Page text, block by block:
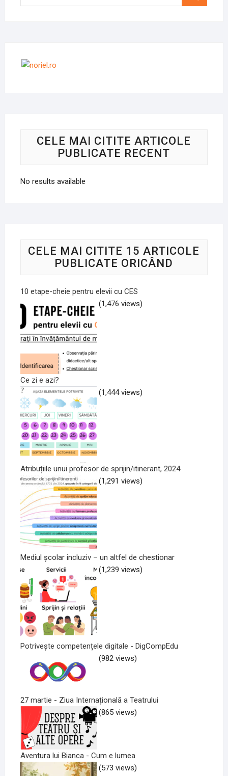
CELE MAI CITITE ARTICOLE
PUBLICATE RECENT
No results available
CELE MAI CITITE 15 ARTICOLE
PUBLICATE ORICÂND
10 etape-cheie pentru elevii cu CES
(1,476 views)
Ce zi e azi?
(1,444 views)
Atribuțiile unui profesor de sprijin/itinerant, 2024
(1,291 views)
Mediul școlar incluziv – un altfel de chestionar
(1,239 views)
Potrivește competențele digitale - DigCompEdu
(982 views)
27 martie - Ziua Internațională a Teatrului
(865 views)
Aventura lui Bianca - Cum e lumea
(573 views)